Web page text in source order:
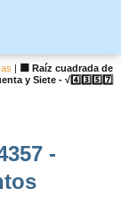
|
🟦 Raíz cuadrada de
y Siete - √4️⃣3️⃣5️⃣7️⃣
-